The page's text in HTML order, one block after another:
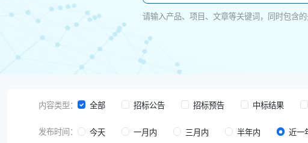
请输入产品、项目、文章等关键词，同时包含
内容类型： 全部 招标公告 招标预告 中标结果
发布时间： 今天 一月内 三月内 半年内 近一